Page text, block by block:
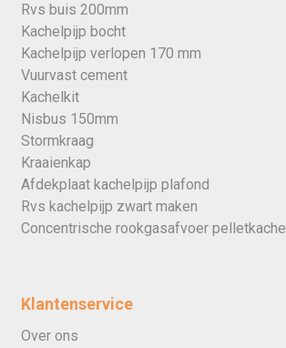
Rvs buis 200mm
Kachelpijp bocht
Kachelpijp verlopen 170 mm
Vuurvast cement
Kachelkit
Nisbus 150mm
Stormkraag
Kraaienkap
Afdekplaat kachelpijp plafond
Rvs kachelpijp zwart maken
Concentrische rookgasafvoer pelletkachel
Klantenservice
Over ons